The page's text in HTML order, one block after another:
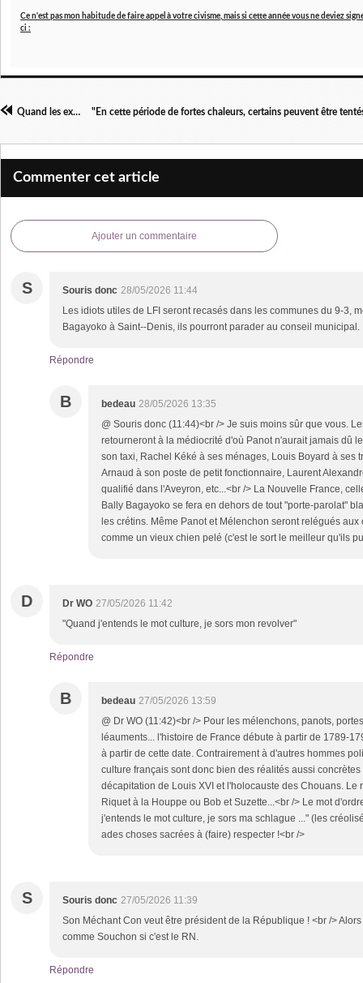
Ce n'est pas mon habitude de faire appel à votre civisme, mais si cette année vous ne deviez
ci :
Quand les excès la contestation commencent à sentir mauvais.
Commenter cet article
Ajouter un commentaire
S Souris donc 28/05/2026 11:44
Les idiots utiles de LFI seront recasés dans les communes du 9-3,
Bagayoko à Saint--Denis, ils pourront parader au conseil municipal.
Répondre
B bedeau 28/05/2026 13:35
@ Souris donc (11:44)<br /> Je suis moins sûr que vous.
retourneront à la médiocrité d'où Panot n'aurait jamais dû
son taxi, Rachel Kéké à ses ménages, Louis Boyard à ses
Arnaud à son poste de petit fonctionnaire, Laurent
qualifié dans l'Aveyron, etc...<br /> La Nouvelle France,
Bally Bagayoko se fera en dehors de tout "porte-parolat"
les crétins. Même Panot et Mélenchon seront relégués
comme un vieux chien pelé (c'est le sort le meilleur qu'ils
D Dr WO 27/05/2026 11:42
"Quand j'entends le mot culture, je sors mon revolver"
Répondre
B bedeau 27/05/2026 13:59
@ Dr WO (11:42)<br /> Pour les mélenchons, panots,
léauments... l'histoire de France débute à partir de 1789-
à partir de cette date. Contrairement à d'autres hommes
culture français sont donc bien des réalités aussi
décapitation de Louis XVI et l'holocauste des Chouans. Le
Riquet à la Houppe ou Bob et Suzette...<br /> Le mot
j'entends le mot culture, je sors ma schlague ..." (les
ades choses sacrées à (faire) respecter !<br />
S Souris donc 27/05/2026 11:39
Son Méchant Con veut être président de la République ! <br />
comme Souchon si c'est le RN.
Répondre